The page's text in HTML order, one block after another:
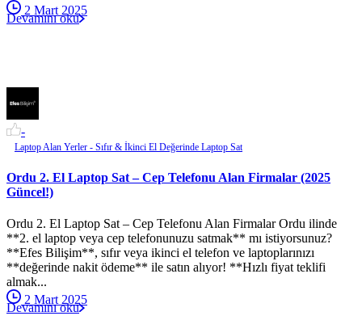
2 Mart 2025
Devamını oku
-
Laptop Alan Yerler - Sıfır & İkinci El Değerinde Laptop Sat
Ordu 2. El Laptop Sat – Cep Telefonu Alan Firmalar (2025
Güncel!)
Ordu 2. El Laptop Sat – Cep Telefonu Alan Firmalar Ordu ilinde
**2. el laptop veya cep telefonunuzu satmak** mı istiyorsunuz?
**Efes Bilişim**, sıfır veya ikinci el telefon ve laptoplarınızı
**değerinde nakit ödeme** ile satın alıyor! **Hızlı fiyat teklifi
almak...
2 Mart 2025
Devamını oku